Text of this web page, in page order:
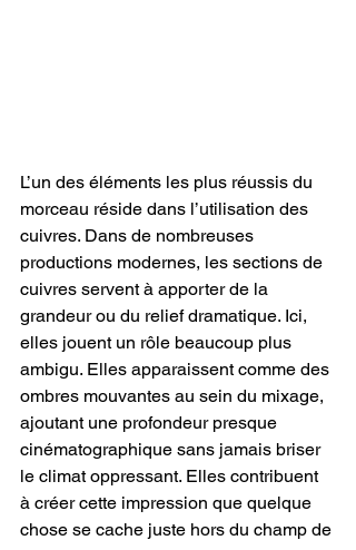
L’un des éléments les plus réussis du
morceau réside dans l’utilisation des
cuivres. Dans de nombreuses
productions modernes, les sections de
cuivres servent à apporter de la
grandeur ou du relief dramatique. Ici,
elles jouent un rôle beaucoup plus
ambigu. Elles apparaissent comme des
ombres mouvantes au sein du mixage,
ajoutant une profondeur presque
cinématographique sans jamais briser
le climat oppressant. Elles contribuent
à créer cette impression que quelque
chose se cache juste hors du champ de